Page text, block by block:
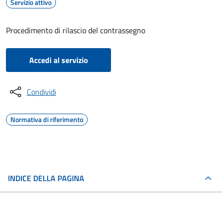
Servizio attivo
Procedimento di rilascio del contrassegno
Accedi al servizio
Condividi
Normativa di riferimento
INDICE DELLA PAGINA